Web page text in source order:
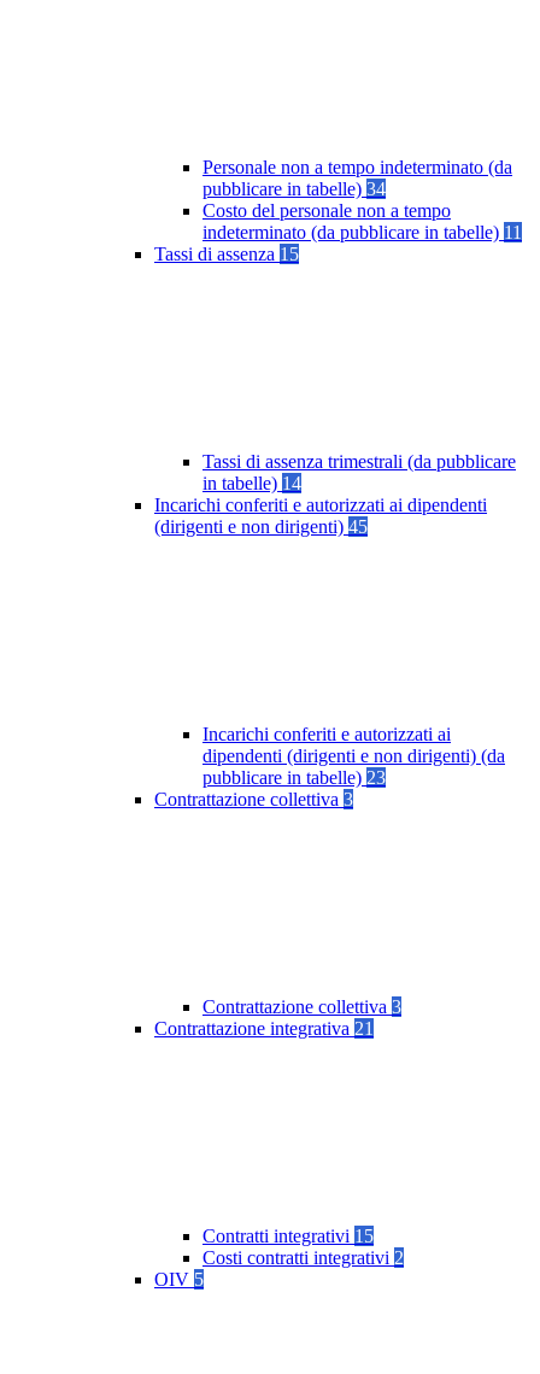
Personale non a tempo indeterminato (da
pubblicare in tabelle) 34
Costo del personale non a tempo
indeterminato (da pubblicare in tabelle) 11
Tassi di assenza 15
Tassi di assenza trimestrali (da pubblicare
in tabelle) 14
Incarichi conferiti e autorizzati ai dipendenti
(dirigenti e non dirigenti) 45
Incarichi conferiti e autorizzati ai
dipendenti (dirigenti e non dirigenti) (da
pubblicare in tabelle) 23
Contrattazione collettiva 3
Contrattazione collettiva 3
Contrattazione integrativa 21
Contratti integrativi 15
Costi contratti integrativi 2
OIV 5